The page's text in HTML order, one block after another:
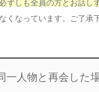
ずしも全員の方とお話し
くなっています。ご了承
一人物と再会した